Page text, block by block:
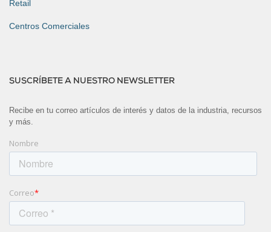
Retail
Centros Comerciales
SUSCRÍBETE A NUESTRO NEWSLETTER
Recibe en tu correo artículos de interés y datos de la industria, recursos
y más.
Nombre
Correo*